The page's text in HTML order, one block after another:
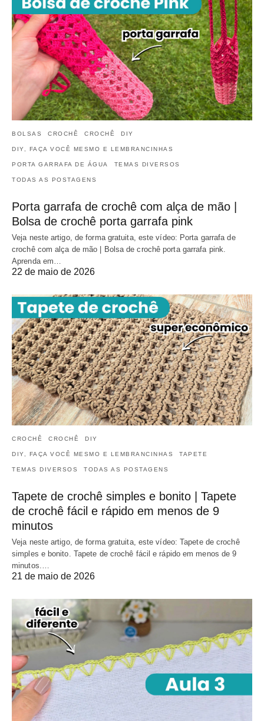
BOLSAS CROCHÊ CROCHÊ DIY
DIY, FAÇA VOCÊ MESMO E LEMBRANCINHAS
PORTA GARRAFA DE ÁGUA TEMAS DIVERSOS
TODAS AS POSTAGENS
Porta garrafa de crochê com alça de mão |
Bolsa de crochê porta garrafa pink
Veja neste artigo, de forma gratuita, este vídeo: Porta garrafa de
crochê com alça de mão | Bolsa de crochê porta garrafa pink.
Aprenda em…
22 de maio de 2026
CROCHÊ CROCHÊ DIY
DIY, FAÇA VOCÊ MESMO E LEMBRANCINHAS TAPETE
TEMAS DIVERSOS TODAS AS POSTAGENS
Tapete de crochê simples e bonito | Tapete
de crochê fácil e rápido em menos de 9
minutos
Veja neste artigo, de forma gratuita, este vídeo: Tapete de crochê
simples e bonito. Tapete de crochê fácil e rápido em menos de 9
minutos.…
21 de maio de 2026